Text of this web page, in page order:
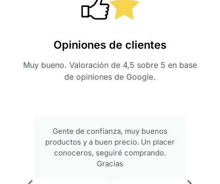
Opiniones de clientes
Muy bueno. Valoración de 4,5 sobre 5 en base
de opiniones de Google.
Gente de confianza, muy buenos
productos y a buen precio. Un placer
conoceros, seguiré comprando.
Gracias